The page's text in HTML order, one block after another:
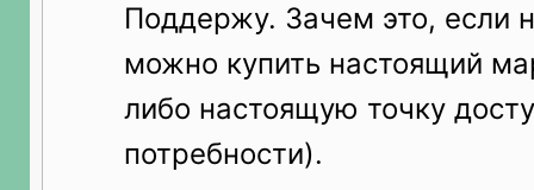
Поддержу. Зачем это, если
можно купить настоящий
либо настоящую точку
потребности).